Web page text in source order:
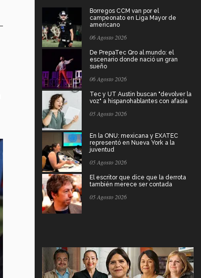
Borregos CCM van por el
campeonato en Liga Mayor de
americano
06 Agosto 2026
De PrepaTec Qro al mundo: el
escenario donde nació un gran
sueño
06 Agosto 2026
Tec y UT Austin buscan "devolver la
voz" a hispanohablantes con afasia
05 Agosto 2026
En la ONU: mexicana y EXATEC
representó en Nueva York a la
juventud
05 Agosto 2026
El escritor que dice que la derrota
también merece ser contada
05 Agosto 2026